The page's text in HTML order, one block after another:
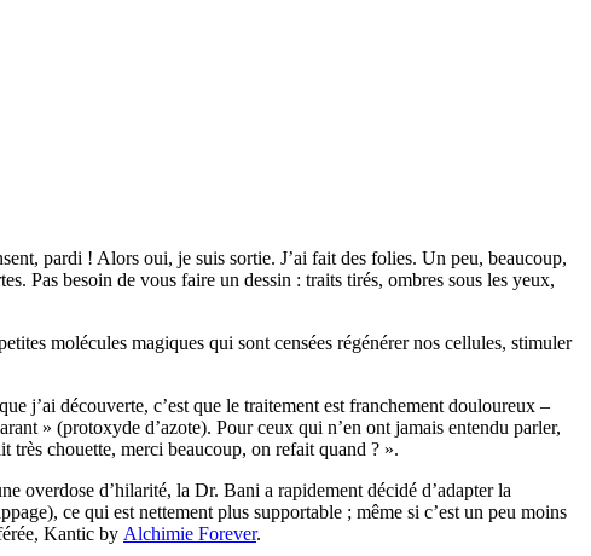
pardi ! Alors oui, je suis sortie. J’ai fait des folies. Un peu, beaucoup,
Pas besoin de vous faire un dessin : traits tirés, ombres sous les yeux,
molécules magiques qui sont censées régénérer nos cellules, stimuler
j’ai découverte, c’est que le traitement est franchement douloureux –
» (protoxyde d’azote). Pour ceux qui n’en ont jamais entendu parler,
très chouette, merci beaucoup, on refait quand ? ».
overdose d’hilarité, la Dr. Bani a rapidement décidé d’adapter la
ce qui est nettement plus supportable ; même si c’est un peu moins
Kantic by Alchimie Forever.